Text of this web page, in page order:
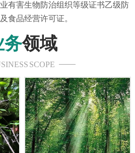
有害生物防治组织等级证书乙级防
食品经营许可证。
务领域
SCOPE